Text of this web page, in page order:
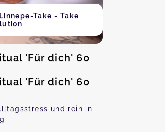
Take - Take
'Für dich' 60
'Für dich' 60
und rein in